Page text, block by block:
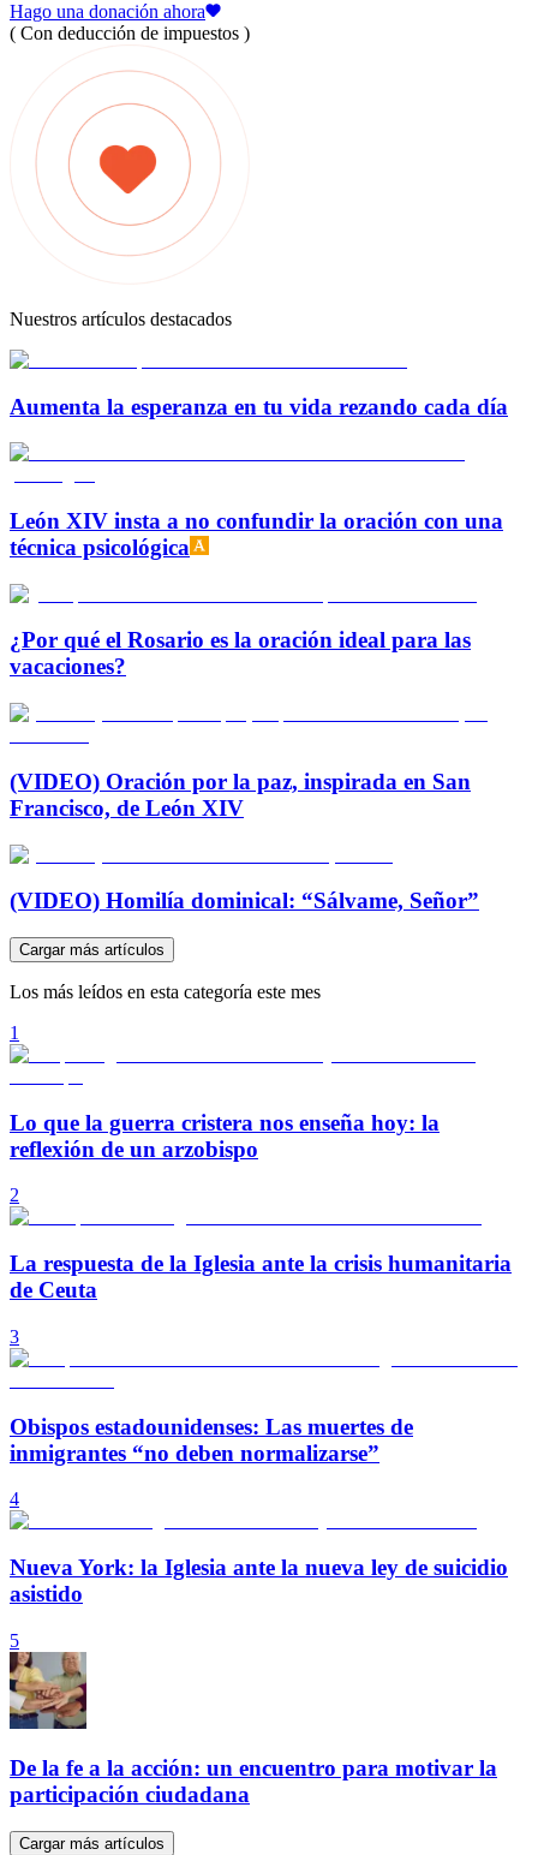
Hago una donación ahora
( Con deducción de impuestos )
Nuestros artículos destacados
Aumenta la esperanza en tu vida rezando cada día
León XIV insta a no confundir la oración con una
técnica psicológica
¿Por qué el Rosario es la oración ideal para las
vacaciones?
(VIDEO) Oración por la paz, inspirada en San
Francisco, de León XIV
(VIDEO) Homilía dominical: “Sálvame, Señor”
Cargar más artículos
Los más leídos en esta categoría este mes
1
Lo que la guerra cristera nos enseña hoy: la
reflexión de un arzobispo
2
La respuesta de la Iglesia ante la crisis humanitaria
de Ceuta
3
Obispos estadounidenses: Las muertes de
inmigrantes “no deben normalizarse”
4
Nueva York: la Iglesia ante la nueva ley de suicidio
asistido
5
De la fe a la acción: un encuentro para motivar la
participación ciudadana
Cargar más artículos